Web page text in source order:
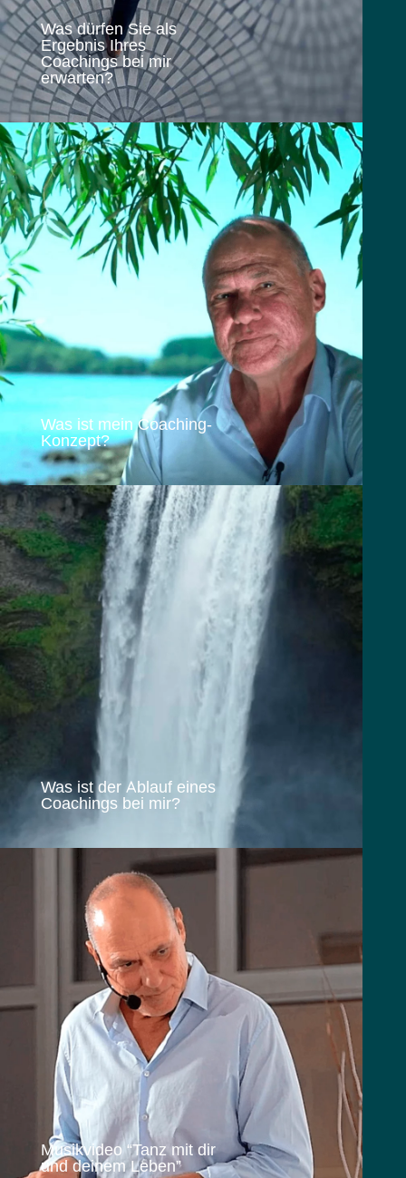
Was dürfen Sie als
Ergebnis Ihres
Coachings bei mir
erwarten?
Was ist mein Coaching-
Konzept?
Was ist der Ablauf eines
Coachings bei mir?
Musikvideo “Tanz mit dir
und deinem Leben”